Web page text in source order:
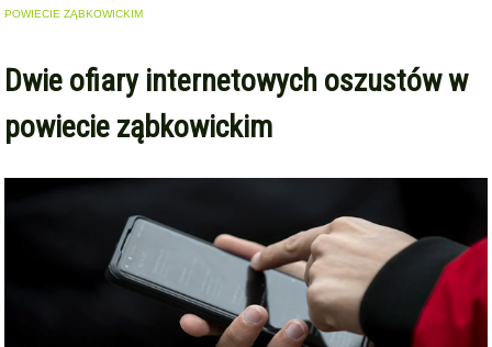
POWIECIE ZĄBKOWICKIM
Dwie ofiary internetowych oszustów w
powiecie ząbkowickim